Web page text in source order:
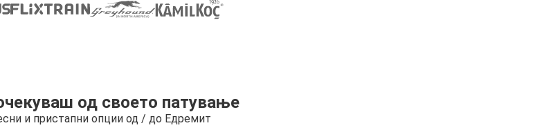
од своето патување
и пристапни опции од / до Едремит